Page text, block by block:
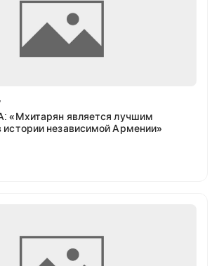
«Мхитарян является лучшим
истории независимой Армении»